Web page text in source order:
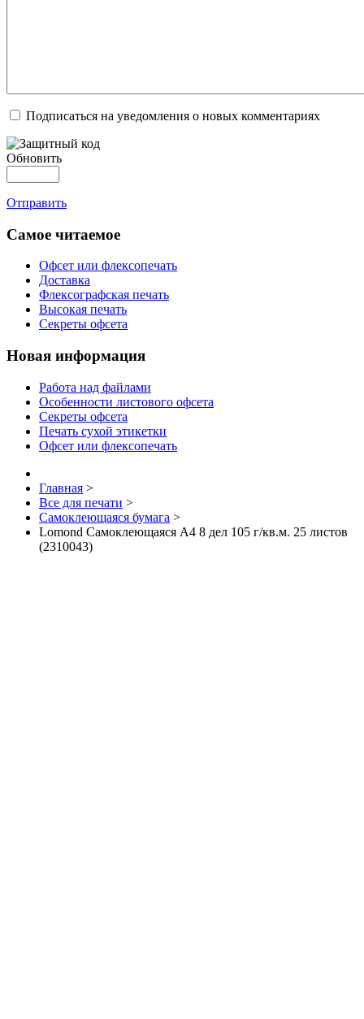
Подписаться на уведомления о новых комментариях
Обновить
Отправить
Самое читаемое
Офсет или флексопечать
Доставка
Флексографская печать
Высокая печать
Секреты офсета
Новая информация
Работа над файлами
Особенности листового офсета
Секреты офсета
Печать сухой этикетки
Офсет или флексопечать
Главная >
Все для печати >
Самоклеющаяся бумага >
Lomond Самоклеющаяся А4 8 дел 105 г/кв.м. 25 листов
(2310043)